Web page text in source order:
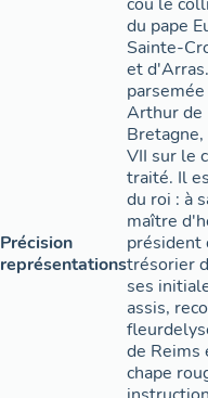
Précision
représentations
du pape
Sainte-
et
Arthur de
VII sur le
traité. Il
du roi : à
maître
président
trésorier
ses
assis,
de Reims
chape